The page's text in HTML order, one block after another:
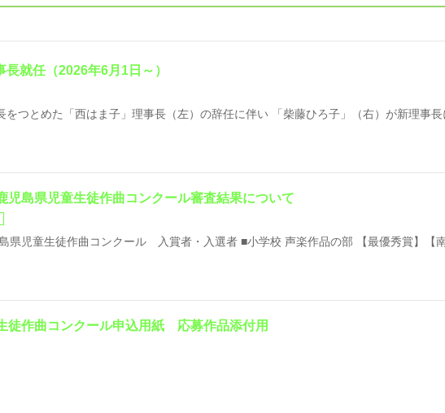
長就任（2026年6月1日～）
をつとめた「西はま子」理事長（左）の辞任に伴い 「柴藤ひろ子」（右）が新理事長
島県児童生徒作曲コンクール審査結果について
県児童生徒作曲コンクール 入賞者・入選者 ■小学校 声楽作品の部 【最優秀賞】【
徒作曲コンクール申込用紙 応募作品添付用